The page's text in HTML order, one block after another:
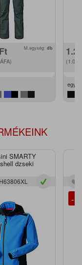
Ft M.egység: db
(1.007
egy
SMARTY
dzseki
-